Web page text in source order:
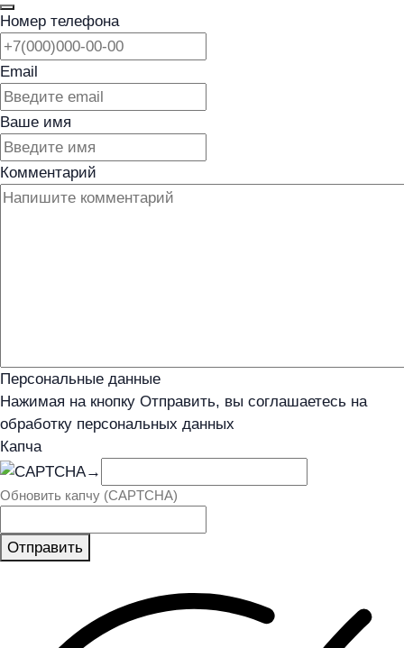
Номер телефона
Email
Ваше имя
Комментарий
Персональные данные
Нажимая на кнопку Отправить, вы соглашаетесь на
обработку персональных данных
Капча
→
Обновить капчу (CAPTCHA)
Отправить